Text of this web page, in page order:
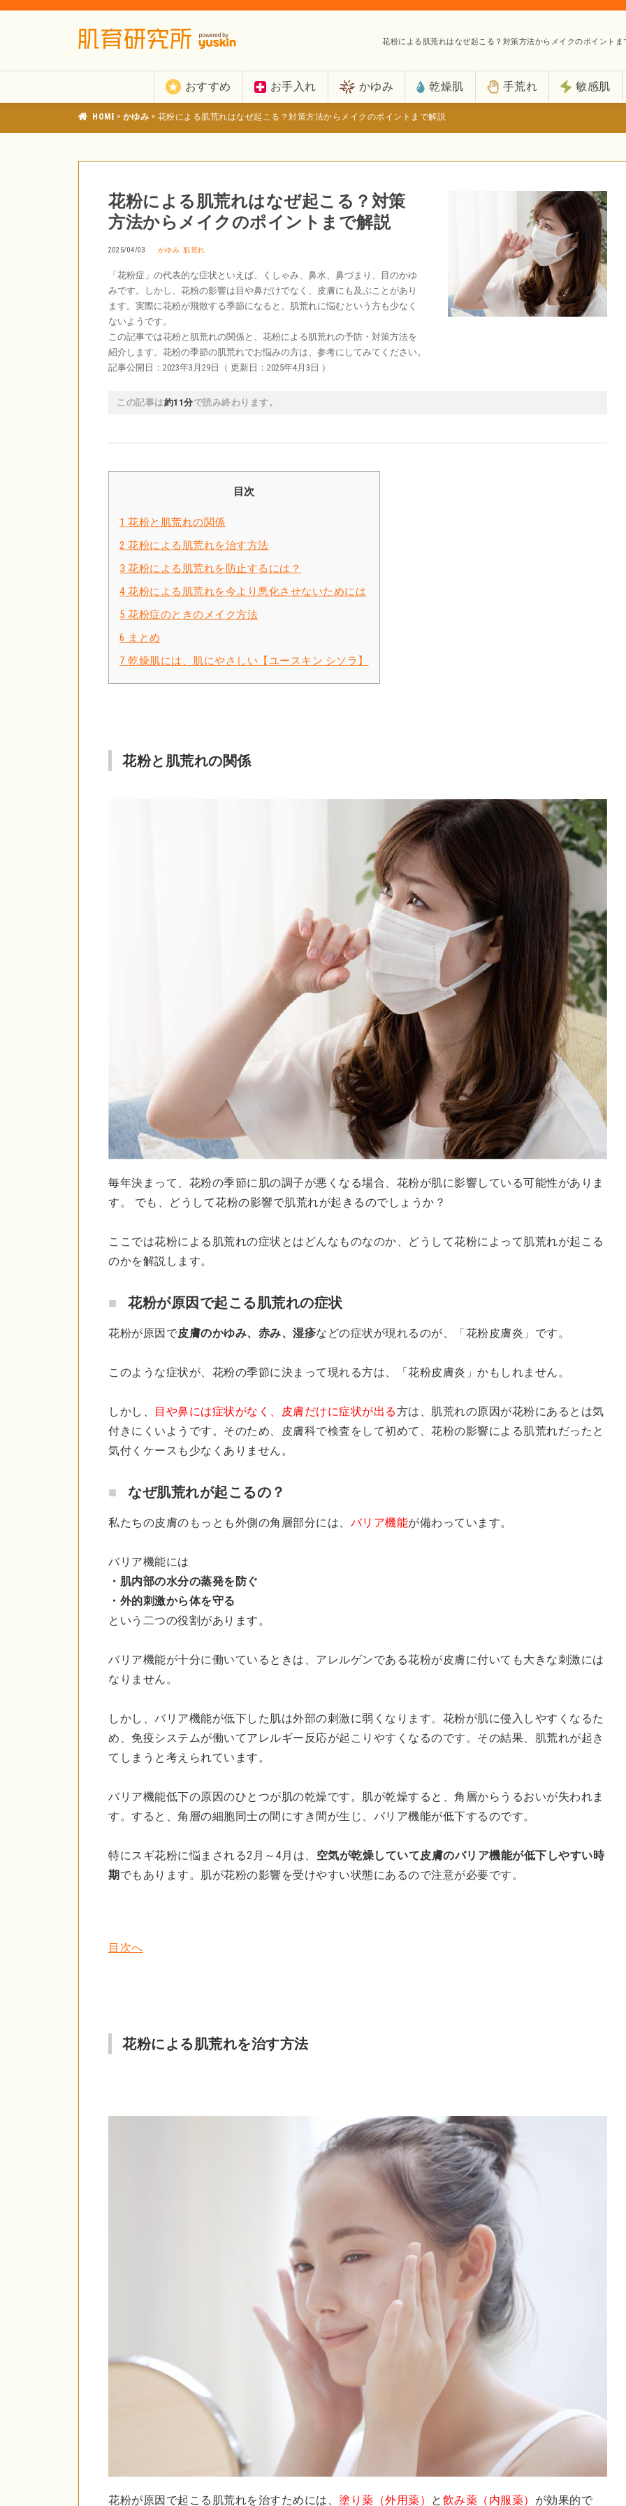
花粉による肌荒れはなぜ起こる？対策方法からメイクのポイントま
おすすめ お手入れ かゆみ 乾燥肌 手荒れ 敏感肌
肌育研究所
» かゆみ » 花粉による肌荒れはなぜ起こる？対策方法からメイクのポイントまで解説
花粉による肌荒れはなぜ起こる？対策
方法からメイクのポイントまで解説
2025/04/03 かゆみ 肌荒れ
「花粉症」の代表的な症状といえば、くしゃみ、鼻水、鼻づまり、目のかゆ
みです。しかし、花粉の影響は目や鼻だけでなく、皮膚にも及ぶことがあり
ます。実際に花粉が飛散する季節になると、肌荒れに悩むという方も少なく
ないようです。
この記事では花粉と肌荒れの関係と、花粉による肌荒れの予防・対策方法を
紹介します。花粉の季節の肌荒れでお悩みの方は、参考にしてみてください。
記事公開日：2023年3月29日（ 更新日：2025年4月3日 ）
この記事は約11分で読み終わります。
目次
1 花粉と肌荒れの関係
2 花粉による肌荒れを治す方法
3 花粉による肌荒れを防止するには？
4 花粉による肌荒れを今より悪化させないためには
5 花粉症のときのメイク方法
6 まとめ
7 乾燥肌には、肌にやさしい【ユースキン シソラ】
花粉と肌荒れの関係
毎年決まって、花粉の季節に肌の調子が悪くなる場合、花粉が肌に影響している可能性がありま
す。 でも、どうして花粉の影響で肌荒れが起きるのでしょうか？
ここでは花粉による肌荒れの症状とはどんなものなのか、どうして花粉によって肌荒れが起こる
のかを解説します。
花粉が原因で起こる肌荒れの症状
花粉が原因で皮膚のかゆみ、赤み、湿疹などの症状が現れるのが、「花粉皮膚炎」です。
このような症状が、花粉の季節に決まって現れる方は、「花粉皮膚炎」かもしれません。
しかし、 目や鼻には症状がなく、皮膚だけに症状が出る方は、肌荒れの原因が花粉にあるとは気
付きにくいようです。そのため、皮膚科で検査をして初めて、花粉の影響による肌荒れだったと
気付くケースも少なくありません。
なぜ肌荒れが起こるの？
私たちの皮膚のもっとも外側の角層部分には、 バリア機能が備わっています。
バリア機能には
・肌内部の水分の蒸発を防ぐ
・外的刺激から体を守る
という二つの役割があります。
バリア機能が十分に働いているときは、アレルゲンである花粉が皮膚に付いても大きな刺激には
なりません。
しかし、バリア機能が低下した肌は外部の刺激に弱くなります。花粉が肌に侵入しやすくなるた
め、免疫システムが働いてアレルギー反応が起こりやすくなるのです。その結果、肌荒れが起き
てしまうと考えられています。
バリア機能低下の原因のひとつが肌の乾燥です。肌が乾燥すると、角層からうるおいが失われま
す。すると、角層の細胞同士の間にすき間が生じ、バリア機能が低下するのです。
特にスギ花粉に悩まされる2月～4月は、 空気が乾燥していて皮膚のバリア機能が低下しやすい時
期 でもあります。肌が花粉の影響を受けやすい状態にあるので注意が必要です。
目次へ
花粉による肌荒れを治す方法
花粉が原因で起こる肌荒れを治すためには、 塗り薬（外用薬） と 飲み薬（内服薬） が効果的で